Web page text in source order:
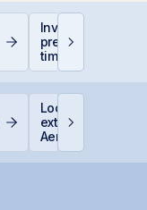
Investiții la 50+
prea târziu sau
timp?
Lockheed Martin
extinde
Aerostar și
pentru